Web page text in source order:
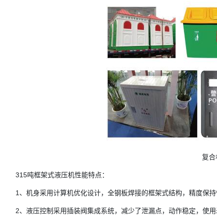
复
315吨框架式液压机性能特点：
1、机身采用计算机优化设计，全钢板焊接的框架式结构，精度保
2、液压控制采用插装阀集成系统，减少了泄漏点，动作稳定，使